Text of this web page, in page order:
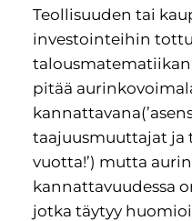
Teollisuuden tai
investointeihin
talousmatematiikan
pitää
taajuusmuuttajat ja
vuotta!’) mutta
kannattavuudessa
jotka täytyy